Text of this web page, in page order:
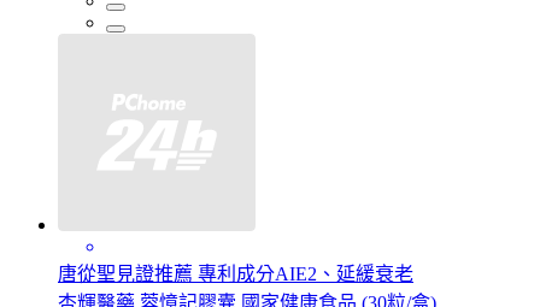
唐從聖見證推薦 專利成分AIE2、延緩衰老
杏輝醫藥 蓉憶記膠囊 國家健康食品 (30粒/盒)